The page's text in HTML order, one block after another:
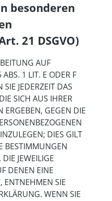
besonderen
21 DSGVO)
AUF
1 LIT. E ODER F
JEDERZEIT DAS
SICH AUS IHRER
ERGEBEN, GEGEN DIE
DIES GILT
BESTIMMUNGEN
JEWEILIGE
DENEN EINE
ENTNEHMEN SIE
WENN SIE